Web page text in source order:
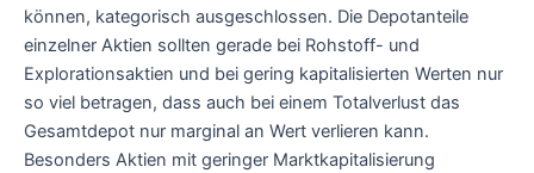
können, kategorisch ausgeschlossen. Die Depotanteile
einzelner Aktien sollten gerade bei Rohstoff- und
Explorationsaktien und bei gering kapitalisierten Werten nur
so viel betragen, dass auch bei einem Totalverlust das
Gesamtdepot nur marginal an Wert verlieren kann.
Besonders Aktien mit geringer Marktkapitalisierung